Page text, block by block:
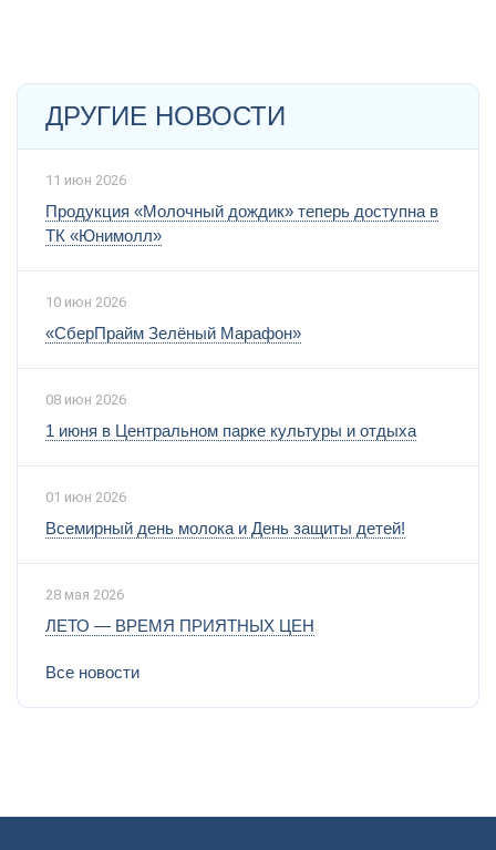
ДРУГИЕ НОВОСТИ
11 июн 2026
Продукция «Молочный дождик» теперь доступна в
ТК «Юнимолл»
10 июн 2026
«СберПрайм Зелёный Марафон»
08 июн 2026
1 июня в Центральном парке культуры и отдыха
01 июн 2026
Всемирный день молока и День защиты детей!
28 мая 2026
ЛЕТО — ВРЕМЯ ПРИЯТНЫХ ЦЕН
Все новости